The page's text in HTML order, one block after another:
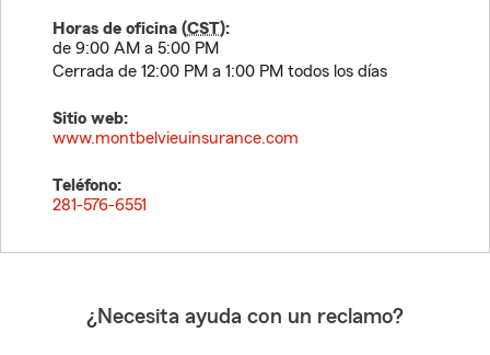
Horas de oficina (CST):
de 9:00 AM a 5:00 PM
Cerrada de 12:00 PM a 1:00 PM todos los días
Sitio web:
www.montbelvieuinsurance.com
Teléfono:
281-576-6551
¿Necesita ayuda con un reclamo?